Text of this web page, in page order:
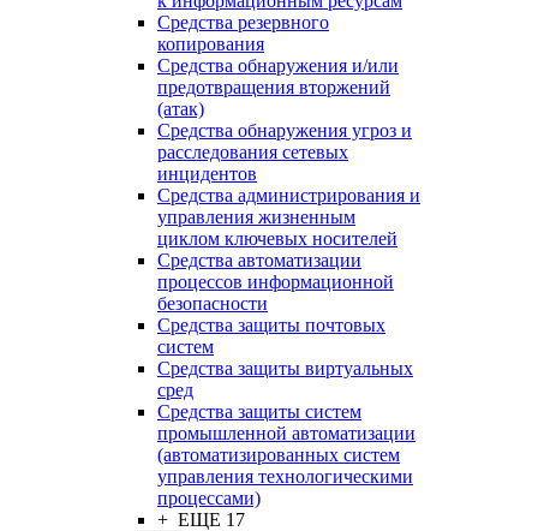
Средства резервного
копирования
Средства обнаружения и/или
предотвращения вторжений
(атак)
Средства обнаружения угроз и
расследования сетевых
инцидентов
Средства администрирования и
управления жизненным
циклом ключевых носителей
Средства автоматизации
процессов информационной
безопасности
Средства защиты почтовых
систем
Средства защиты виртуальных
сред
Средства защиты систем
промышленной автоматизации
(автоматизированных систем
управления технологическими
процессами)
+ ЕЩЕ 17